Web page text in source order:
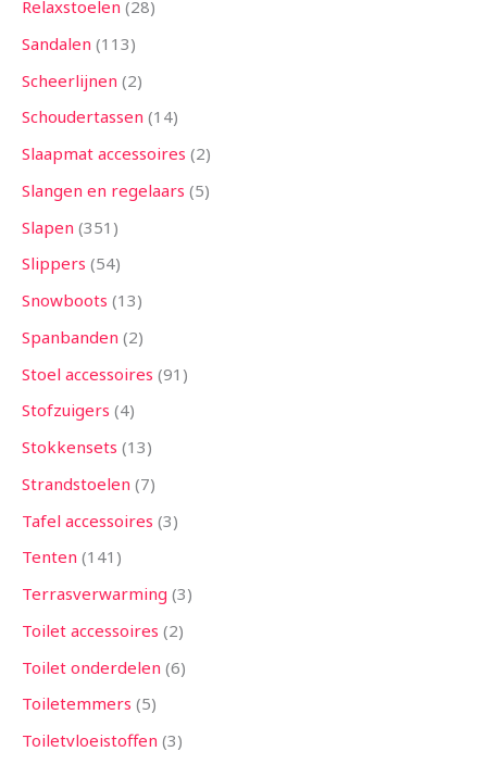
Relaxstoelen 28
Sandalen 113
Scheerlijnen 2
Schoudertassen 14
Slaapmat accessoires 2
Slangen en regelaars 5
Slapen 351
Slippers 54
Snowboots 13
Spanbanden 2
Stoel accessoires 91
Stofzuigers 4
Stokkensets 13
Strandstoelen 7
Tafel accessoires 3
Tenten 141
Terrasverwarming 3
Toilet accessoires 2
Toilet onderdelen 6
Toiletemmers 5
Toiletvloeistoffen 3